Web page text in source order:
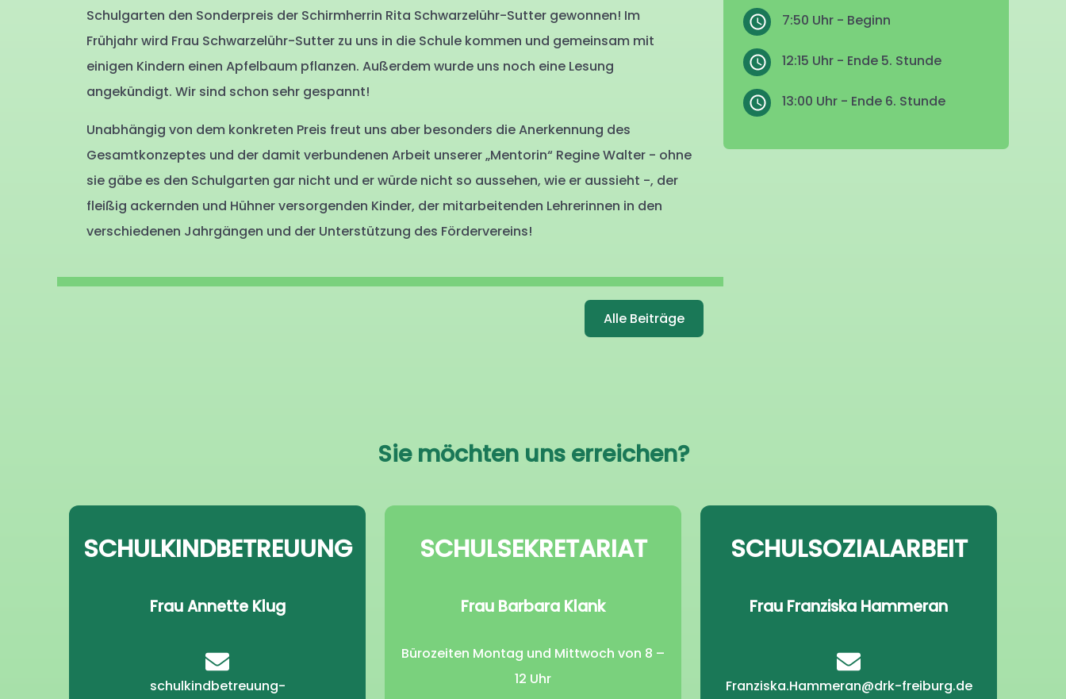
Schulgarten den Sonderpreis der Schirmherrin Rita Schwarzelühr-Sutter gewonnen! Im
Frühjahr wird Frau Schwarzelühr-Sutter zu uns in die Schule kommen und gemeinsam mit
einigen Kindern einen Apfelbaum pflanzen. Außerdem wurde uns noch eine Lesung
angekündigt. Wir sind schon sehr gespannt!
Unabhängig von dem konkreten Preis freut uns aber besonders die Anerkennung des
Gesamtkonzeptes und der damit verbundenen Arbeit unserer „Mentorin“ Regine Walter - ohne
sie gäbe es den Schulgarten gar nicht und er würde nicht so aussehen, wie er aussieht -, der
fleißig ackernden und Hühner versorgenden Kinder, der mitarbeitenden Lehrerinnen in den
verschiedenen Jahrgängen und der Unterstützung des Fördervereins!
Alle Beiträge
7:50 Uhr - Beginn
12:15 Uhr - Ende 5. Stunde
13:00 Uhr - Ende 6. Stunde
Sie möchten uns erreichen?
SCHULKINDBETREUUNG
Frau Annette Klug
schulkindbetreuung-
SCHULSEKRETARIAT
Frau Barbara Klank
Bürozeiten Montag und Mittwoch von 8 –
12 Uhr
SCHULSOZIALARBEIT
Frau Franziska Hammeran
Franziska.Hammeran@drk-freiburg.de